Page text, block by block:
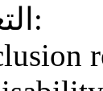
التعريف: